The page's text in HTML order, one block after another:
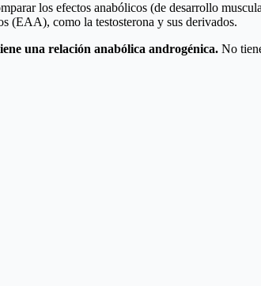
los efectos anabólicos (de desarrollo
(EAA), como la testosterona y sus derivados.
una relación anabólica androgénica. No